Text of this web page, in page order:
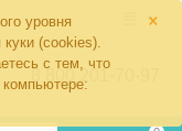
×
уровня
(cookies).
с тем, что
8 800 201-70-97